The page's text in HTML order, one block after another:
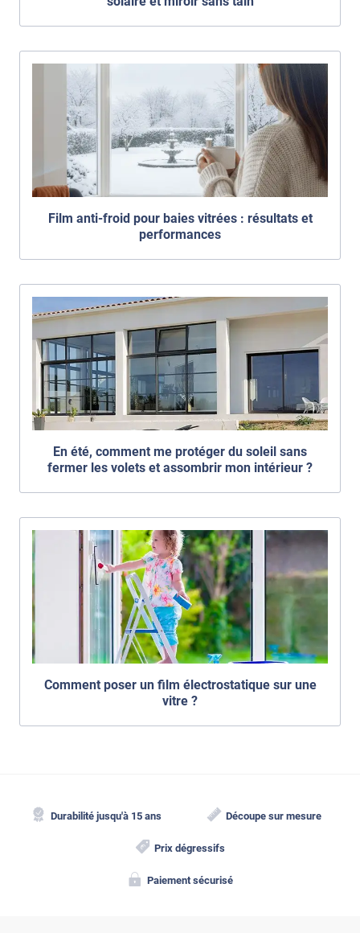
Film anti-froid pour baies vitrées : résultats et
performances
En été, comment me protéger du soleil sans
fermer les volets et assombrir mon intérieur ?
Comment poser un film électrostatique sur une
vitre ?
Durabilité jusqu'à 15 ans Découpe sur mesure
Prix dégressifs
Paiement sécurisé